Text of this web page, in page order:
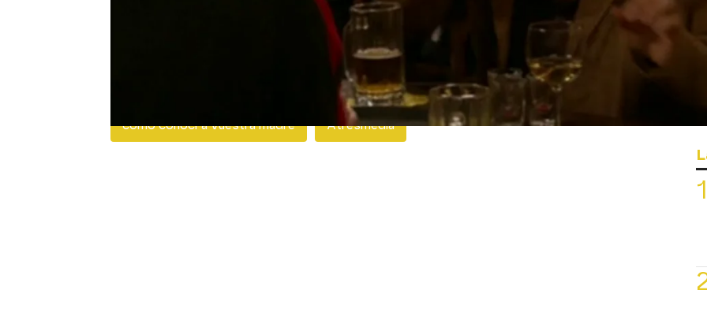
Después de una loca noche de fiesta, Ted se despierta a la
mañana siguiente con un tobillo torcido, la chaqueta quemada,
una chica en su cama y una piña en su mesa de noche. Sin
poder recordar qué pasó, sus amigos empiezan a armar el
rompecabezas y así poder entender la historia.
como conocí a vuestra madre Atresmedia